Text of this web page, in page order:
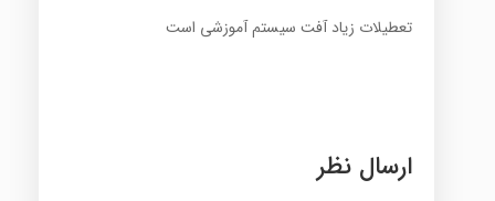
تعطیلات زیاد آفت‌ سیستم آموزشی است
ارسال نظر